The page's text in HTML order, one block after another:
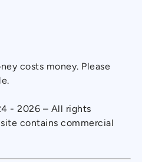
costs money. Please
- 2026 – All rights
contains commercial